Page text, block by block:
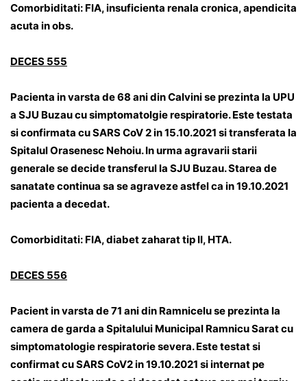
Comorbiditati: FIA, insuficienta renala cronica, apendicita
acuta in obs.
DECES 555
Pacienta in varsta de 68 ani din Calvini se prezinta la UPU
a SJU Buzau cu simptomatolgie respiratorie. Este testata
si confirmata cu SARS CoV 2 in 15.10.2021 si transferata la
Spitalul Orasenesc Nehoiu. In urma agravarii starii
generale se decide transferul la SJU Buzau. Starea de
sanatate continua sa se agraveze astfel ca in 19.10.2021
pacienta a decedat.
Comorbiditati: FIA, diabet zaharat tip II, HTA.
DECES 556
Pacient in varsta de 71 ani din Ramnicelu se prezinta la
camera de garda a Spitalului Municipal Ramnicu Sarat cu
simptomatologie respiratorie severa. Este testat si
confirmat cu SARS CoV2 in 19.10.2021 si internat pe